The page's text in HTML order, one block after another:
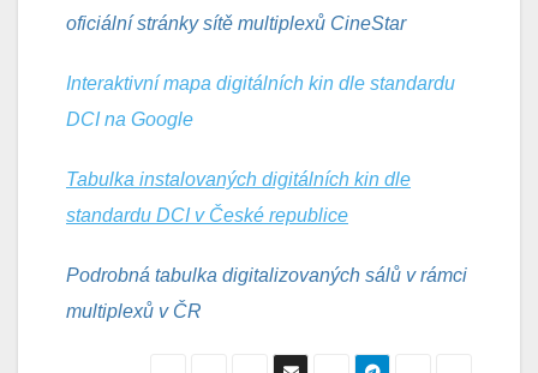
oficiální stránky sítě multiplexů CineStar
Interaktivní mapa digitálních kin dle standardu
DCI na Google
Tabulka instalovaných digitálních kin dle
standardu DCI v České republice
Podrobná tabulka digitalizovaných sálů v rámci
multiplexů v ČR